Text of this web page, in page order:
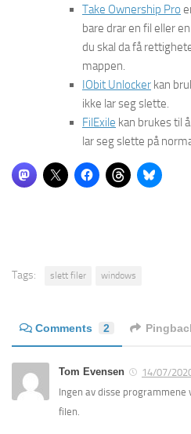
Take Ownership Pro
bare drar en fil eller
du skal da få
mappen.
IObit Unlocker kan
ikke lar seg slette.
FilExile kan brukes til
lar seg slette på
Tags: slett filer windows
Comments 2
Tom Evensen
14/07/
Ingen av disse
filen.